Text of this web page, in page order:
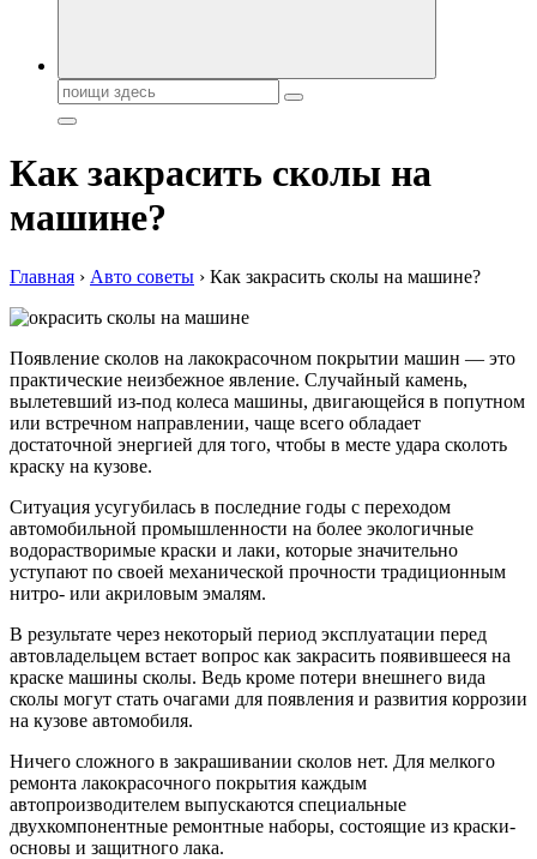
Поиск:
Как закрасить сколы на
машине?
Главная › Авто советы › Как закрасить сколы на машине?
Появление сколов на лакокрасочном покрытии машин — это
практические неизбежное явление. Случайный камень,
вылетевший из-под колеса машины, двигающейся в попутном
или встречном направлении, чаще всего обладает
достаточной энергией для того, чтобы в месте удара сколоть
краску на кузове.
Ситуация усугубилась в последние годы с переходом
автомобильной промышленности на более экологичные
водорастворимые краски и лаки, которые значительно
уступают по своей механической прочности традиционным
нитро- или акриловым эмалям.
В результате через некоторый период эксплуатации перед
автовладельцем встает вопрос как закрасить появившееся на
краске машины сколы. Ведь кроме потери внешнего вида
сколы могут стать очагами для появления и развития коррозии
на кузове автомобиля.
Ничего сложного в закрашивании сколов нет. Для мелкого
ремонта лакокрасочного покрытия каждым
автопроизводителем выпускаются специальные
двухкомпонентные ремонтные наборы, состоящие из краски-
основы и защитного лака.